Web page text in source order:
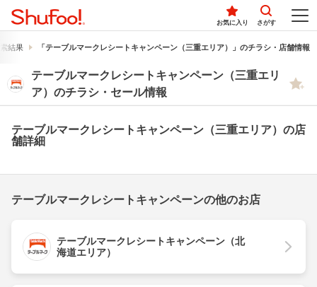
お気に入り さがす
結果 「テーブルマークレシートキャンペーン（三重エリア）」のチラシ・店舗情報
テーブルマークレシートキャンペーン（三重エリ
ア）のチラシ・セール情報
テーブルマークレシートキャンペーン（三重エリア）の店
舗詳細
テーブルマークレシートキャンペーンの他のお店
テーブルマークレシートキャンペーン（北
海道エリア）